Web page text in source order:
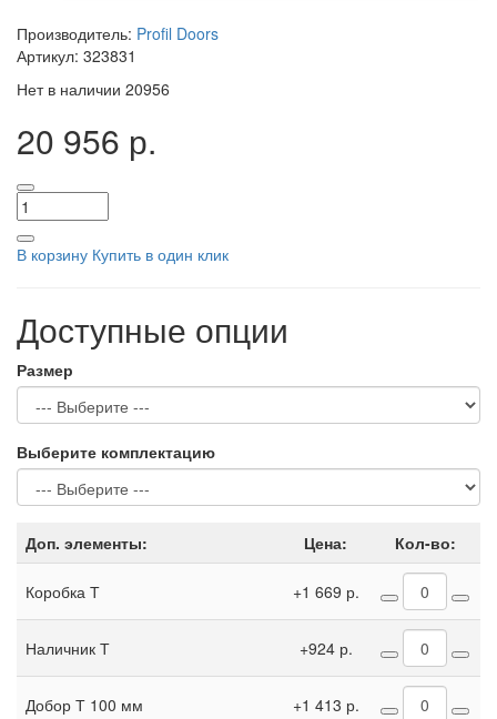
Производитель: Profil Doors
Артикул: 323831
Нет в наличии 20956
20 956 р.
В корзину Купить в один клик
Доступные опции
Размер
Выберите комплектацию
Доп. элементы: Цена: Кол-во:
Коробка Т +1 669 р.
Наличник Т +924 р.
Добор Т 100 мм +1 413 р.